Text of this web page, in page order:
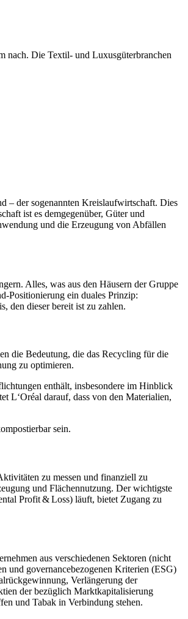
nach. Die Textil- und Luxusgüterbranchen
– der sogenannten Kreislaufwirtschaft. Dies
ist es demgegenüber, Güter und
und die Erzeugung von Abfällen
Alles, was aus den Häusern der Gruppe
Positionierung ein duales Prinzip:
den dieser bereit ist zu zahlen.
die Bedeutung, die das Recycling für die
zu optimieren.
enthält, insbesondere im Hinblick
L‘Oréal darauf, dass von den Materialien,
sein.
zu messen und finanziell zu
und Flächennutzung. Der wichtigste
Profit & Loss) läuft, bietet Zugang zu
aus verschiedenen Sektoren (nicht
und governancebezogenen Kriterien (ESG)
Verlängerung der
der bezüglich Marktkapitalisierung
und Tabak in Verbindung stehen.